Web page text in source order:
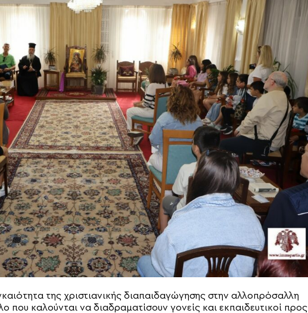
της χριστιανικής διαπαιδαγώγησης στην αλλοπρόσαλλη
που καλούνται να διαδραματίσουν γονείς και εκπαιδευτικοί προς